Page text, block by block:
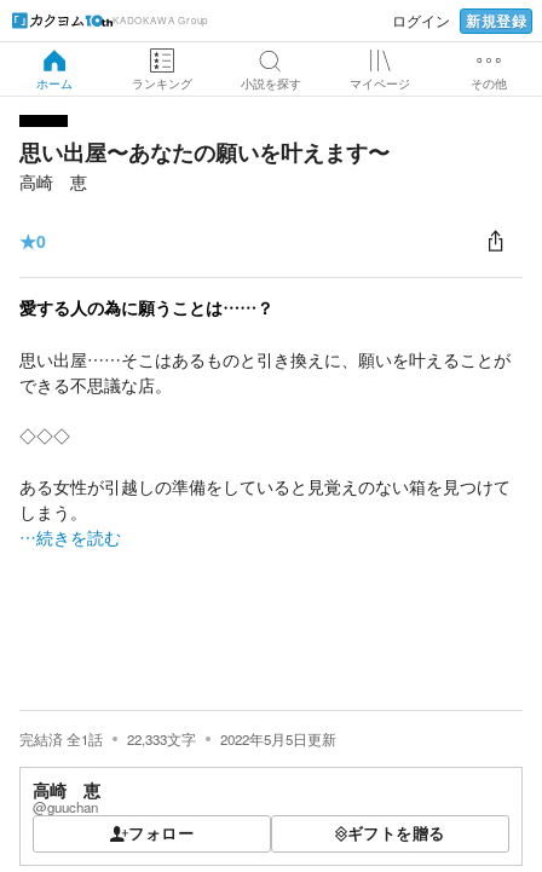
KADOKAWA Group ログイン 新規登録
ホーム ランキング 小説を探す マイページ その他
思い出屋〜あなたの願いを叶えます〜
高崎 恵
★0
愛する人の為に願うことは……？
思い出屋……そこはあるものと引き換えに、願いを叶えることが
できる不思議な店。
◇◇◇
ある女性が引越しの準備をしていると見覚えのない箱を見つけて
しまう。
…続きを読む
完結済全1話 22,333文字 2022年5月5日更新
高崎 恵
@guuchan
フォロー ギフトを贈る